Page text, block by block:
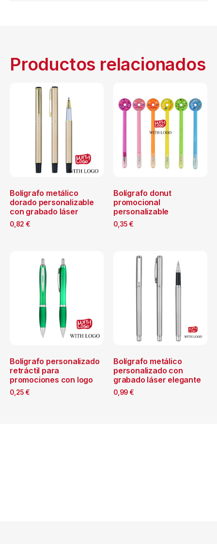
Productos relacionados
Bolígrafo metálico
dorado personalizable
con grabado láser
0,82 €
Bolígrafo donut
promocional
personalizable
0,35 €
Bolígrafo personalizado
retráctil para
promociones con logo
0,25 €
Bolígrafo metálico
personalizado con
grabado láser elegante
0,99 €